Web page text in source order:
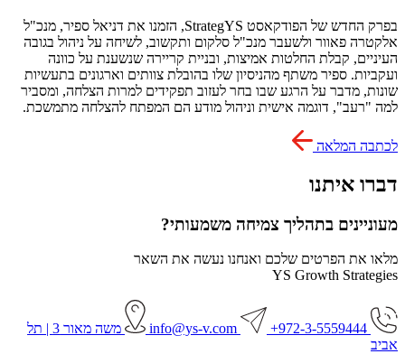
בפרק החדש של הפודקאסט StrategYS, הזמנו את דניאל ספיר, מנכ"ל
אלקטרה פאוור ולשעבר מנכ"ל סלקום ותקשוב, לשיחה על ניהול בגובה
העיניים, קבלת החלטות אמיצות, ובניית קריירה שנשענת על כוונה
ועקביות. ספיר משתף מהניסיון שלו בהובלת צוותים וארגונים בתעשיות
שונות, מדבר על הרגע שבו בחר לעזוב תפקידים למרות הצלחה, ומסביר
למה "רעב", דוגמה אישית וניהול מודע הם המפתח להצלחה מתמשכת.
לכתבה המלאה
דברו איתנו
מעוניינים בתהליך צמיחה משמעותי?
מלאו את הפרטים שלכם ואנחנו נעשה את השאר
YS Growth Strategies
info@ys-v.com
משה מאור 3 | תל
אביב